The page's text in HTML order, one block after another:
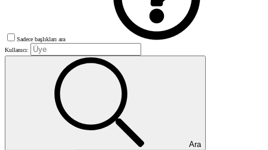
Sadece başlıkları ara
Kullanıcı:
Ara